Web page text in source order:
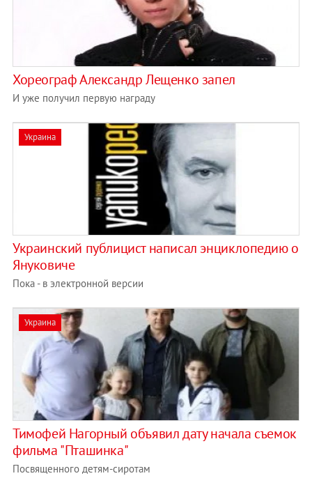
Хореограф Александр Лещенко запел
И уже получил первую награду
Украина
Украинский публицист написал энциклопедию о
Януковиче
Пока - в электронной версии
Украина
Тимофей Нагорный объявил дату начала съемок
фильма "Пташинка"
Посвященного детям-сиротам